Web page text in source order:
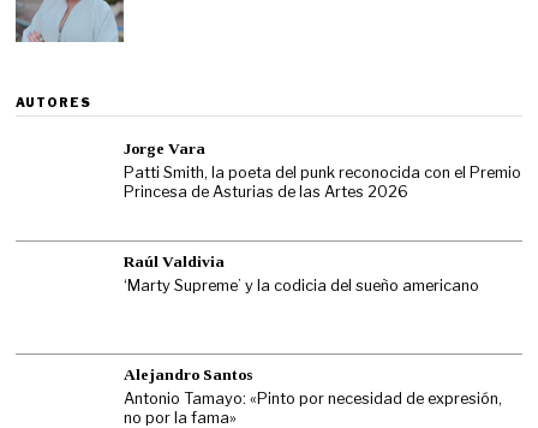
AUTORES
Jorge Vara
Patti Smith, la poeta del punk reconocida con el Premio
Princesa de Asturias de las Artes 2026
Raúl Valdivia
‘Marty Supreme’ y la codicia del sueño americano
Alejandro Santos
Antonio Tamayo: «Pinto por necesidad de expresión,
no por la fama»